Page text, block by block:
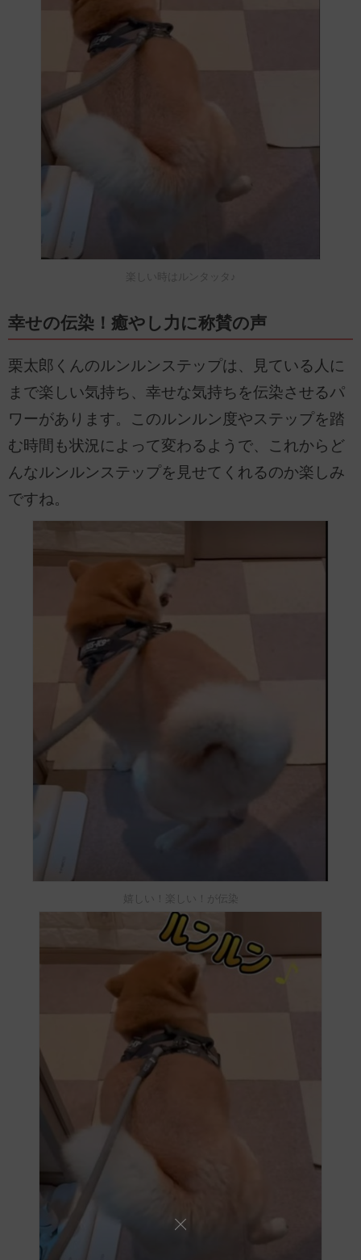
楽しい時はルンタッタ♪
幸せの伝染！癒やし力に称賛の声
栗太郎くんのルンルンステップは、見ている人に
まで楽しい気持ち、幸せな気持ちを伝染させるパ
ワーがあります。このルンルン度やステップを踏
む時間も状況によって変わるようで、これからど
んなルンルンステップを見せてくれるのか楽しみ
ですね。
嬉しい！楽しい！が伝染